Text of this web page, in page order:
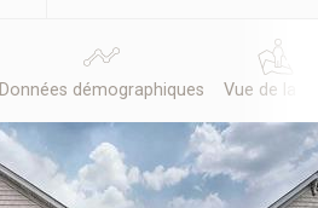
Données démographiques Vue de la